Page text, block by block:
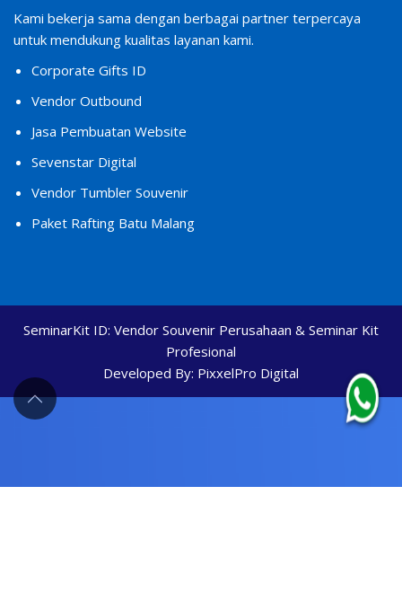
Kami bekerja sama dengan berbagai partner terpercaya
untuk mendukung kualitas layanan kami.
Corporate Gifts ID
Vendor Outbound
Jasa Pembuatan Website
Sevenstar Digital
Vendor Tumbler Souvenir
Paket Rafting Batu Malang
SeminarKit ID: Vendor Souvenir Perusahaan & Seminar Kit
Profesional
Developed By: PixxelPro Digital